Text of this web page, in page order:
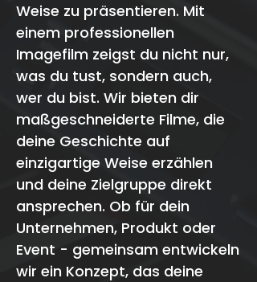
Weise zu präsentieren. Mit
einem professionellen
Imagefilm zeigst du nicht nur,
was du tust, sondern auch,
wer du bist. Wir bieten dir
maßgeschneiderte Filme, die
deine Geschichte auf
einzigartige Weise erzählen
und deine Zielgruppe direkt
ansprechen. Ob für dein
Unternehmen, Produkt oder
Event - gemeinsam entwickeln
wir ein Konzept, das deine